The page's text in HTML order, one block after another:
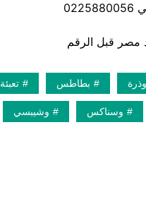
بطاطس تعبئة
وسناكس وشيبسي